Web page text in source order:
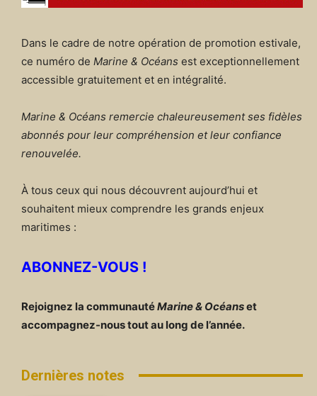
Dans le cadre de notre opération de promotion estivale,
ce numéro de Marine & Océans est exceptionnellement
accessible gratuitement et en intégralité.
Marine & Océans remercie chaleureusement ses fidèles
abonnés pour leur compréhension et leur confiance
renouvelée.
À tous ceux qui nous découvrent aujourd’hui et
souhaitent mieux comprendre les grands enjeux
maritimes :
ABONNEZ-VOUS !
Rejoignez la communautéMarine & Océanset
accompagnez-nous tout au long de l’année.
Dernières notes